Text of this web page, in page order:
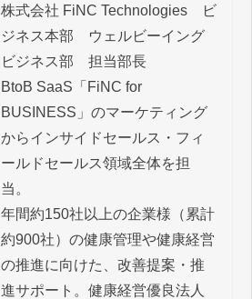
株式会社 FiNC Technologies　ビ
ジネス本部　ウェルビーイング
ビジネス部　担当部長
BtoB SaaS「FiNC for
BUSINESS」のマーケティング
からインサイドセールス・フィ
ールドセールス領域全体を担
当。
年間約150社以上の企業様（累計
約900社）の健康管理や健康経営
の推進に向けた、改善提案・推
進サポート。健康経営優良法人